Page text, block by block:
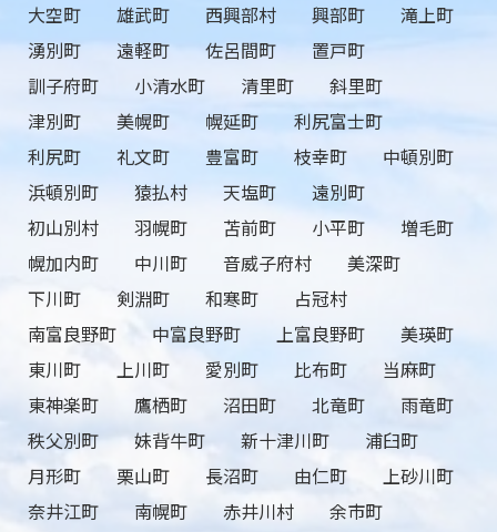
大空町
雄武町 西興部村 興部町
滝上町
湧別町
遠軽町 佐呂間町
置戸町
訓子府町
小清水町 清里町
斜里町
津別町
美幌町 幌延町
利尻富士町
利尻町
礼文町 豊富町 枝幸町
中頓別町
浜頓別町
猿払村 天塩町
遠別町
初山別村
羽幌町 苫前町 小平町
増毛町
幌加内町
中川町 音威子府村
美深町
下川町
剣淵町 和寒町
占冠村
南富良野町
中富良野町 上富良野町
美瑛町
東川町
上川町 愛別町 比布町
当麻町
東神楽町
鷹栖町 沼田町 北竜町
雨竜町
秩父別町
妹背牛町 新十津川町
浦臼町
月形町
栗山町 長沼町 由仁町
上砂川町
奈井江町
南幌町 赤井川村
余市町